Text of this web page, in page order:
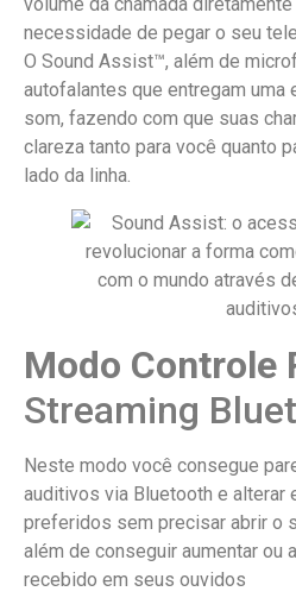
volume da chamada
necessidade de pegar o seu
O Sound Assist™, além de
autofalantes que entregam uma
som, fazendo com que suas
clareza tanto para você quanto
lado da linha.
Modo Controle
Streaming
Neste modo você consegue
auditivos via Bluetooth e alterar
preferidos sem precisar abrir o
além de conseguir aumentar ou
recebido em seus ouvidos